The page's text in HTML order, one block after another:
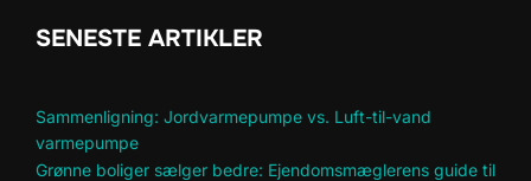
SENESTE ARTIKLER
Sammenligning: Jordvarmepumpe vs. Luft-til-vand
varmepumpe
Grønne boliger sælger bedre: Ejendomsmæglerens guide til